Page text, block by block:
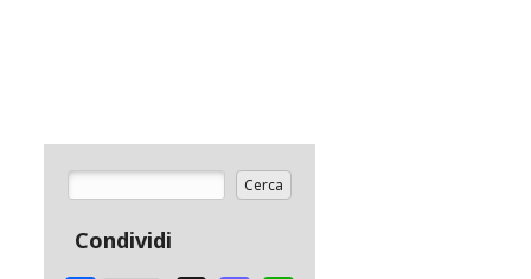
Form di ricerca
Cerca
Condividi